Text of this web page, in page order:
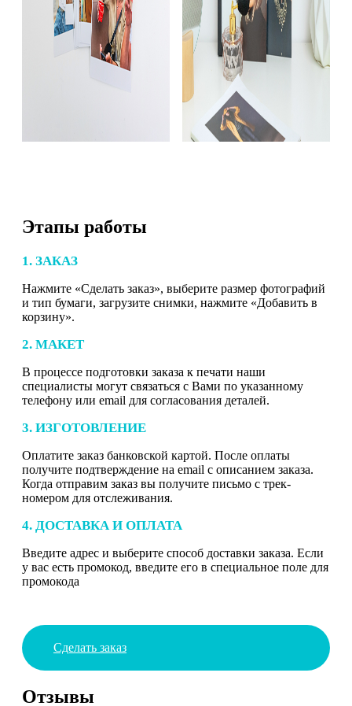
Этапы работы
1. ЗАКАЗ
Нажмите «Сделать заказ», выберите размер фотографий
и тип бумаги, загрузите снимки, нажмите «Добавить в
корзину».
2. МАКЕТ
В процессе подготовки заказа к печати наши
специалисты могут связаться с Вами по указанному
телефону или email для согласования деталей.
3. ИЗГОТОВЛЕНИЕ
Оплатите заказ банковской картой. После оплаты
получите подтверждение на email с описанием заказа.
Когда отправим заказ вы получите письмо с трек-
номером для отслеживания.
4. ДОСТАВКА И ОПЛАТА
Введите адрес и выберите способ доставки заказа. Если
у вас есть промокод, введите его в специальное поле для
промокода
Сделать заказ
Отзывы